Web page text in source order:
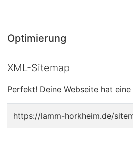
Optimierung
XML-Sitemap
Perfekt! Deine Webseite hat
https://lamm-horkheim.de/